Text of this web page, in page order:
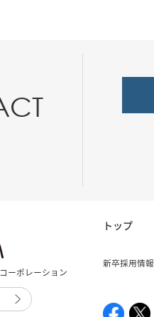
トップ
新卒採用情報
ーポレーション